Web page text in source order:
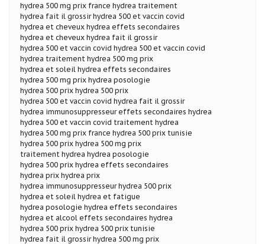
hydrea 500 mg prix france hydrea traitement
hydrea fait il grossir hydrea 500 et vaccin covid
hydrea et cheveux hydrea effets secondaires
hydrea et cheveux hydrea fait il grossir
hydrea 500 et vaccin covid hydrea 500 et vaccin covid
hydrea traitement hydrea 500 mg prix
hydrea et soleil hydrea effets secondaires
hydrea 500 mg prix hydrea posologie
hydrea 500 prix hydrea 500 prix
hydrea 500 et vaccin covid hydrea fait il grossir
hydrea immunosuppresseur effets secondaires hydrea
hydrea 500 et vaccin covid traitement hydrea
hydrea 500 mg prix france hydrea 500 prix tunisie
hydrea 500 prix hydrea 500 mg prix
traitement hydrea hydrea posologie
hydrea 500 prix hydrea effets secondaires
hydrea prix hydrea prix
hydrea immunosuppresseur hydrea 500 prix
hydrea et soleil hydrea et fatigue
hydrea posologie hydrea effets secondaires
hydrea et alcool effets secondaires hydrea
hydrea 500 prix hydrea 500 prix tunisie
hydrea fait il grossir hydrea 500 mg prix